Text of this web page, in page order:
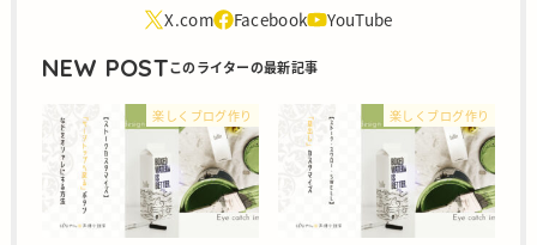
NEW POST
楽しくブログ作り 楽しくブログ作り